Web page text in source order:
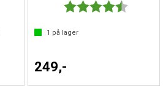
Karakter:
1 på lager
249,-